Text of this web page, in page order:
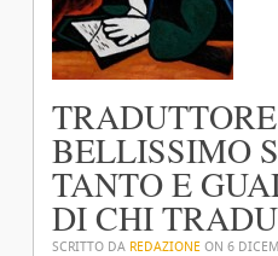
BELLISSIMO
TANTO E
DI CHI
SCRITTO DA REDAZIONE ON 6